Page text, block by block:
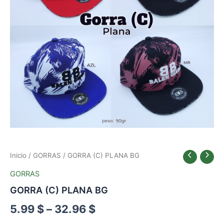
Inicio / GORRAS / GORRA (C) PLANA BG
GORRAS
GORRA (C) PLANA BG
5.99 $– 32.96 $
DESEADOS